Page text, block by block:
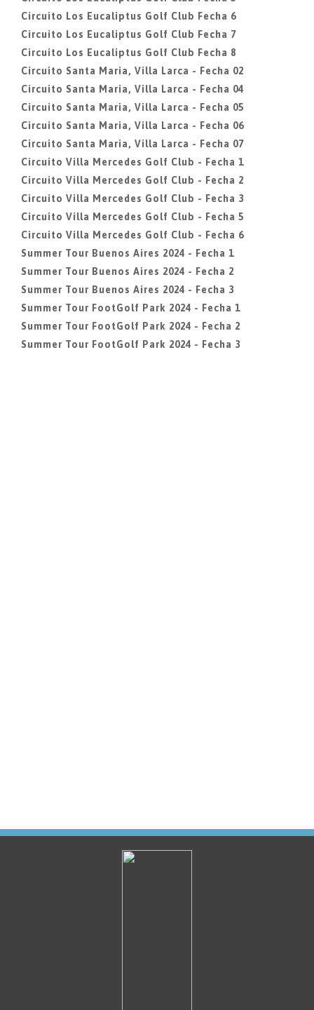
Circuito Los Eucaliptus Golf Club Fecha 6
Circuito Los Eucaliptus Golf Club Fecha 7
Circuito Los Eucaliptus Golf Club Fecha 8
Circuito Santa Maria, Villa Larca - Fecha 02
Circuito Santa Maria, Villa Larca - Fecha 04
Circuito Santa Maria, Villa Larca - Fecha 05
Circuito Santa Maria, Villa Larca - Fecha 06
Circuito Santa Maria, Villa Larca - Fecha 07
Circuito Villa Mercedes Golf Club - Fecha 1
Circuito Villa Mercedes Golf Club - Fecha 2
Circuito Villa Mercedes Golf Club - Fecha 3
Circuito Villa Mercedes Golf Club - Fecha 5
Circuito Villa Mercedes Golf Club - Fecha 6
Summer Tour Buenos Aires 2024 - Fecha 1
Summer Tour Buenos Aires 2024 - Fecha 2
Summer Tour Buenos Aires 2024 - Fecha 3
Summer Tour FootGolf Park 2024 - Fecha 1
Summer Tour FootGolf Park 2024 - Fecha 2
Summer Tour FootGolf Park 2024 - Fecha 3